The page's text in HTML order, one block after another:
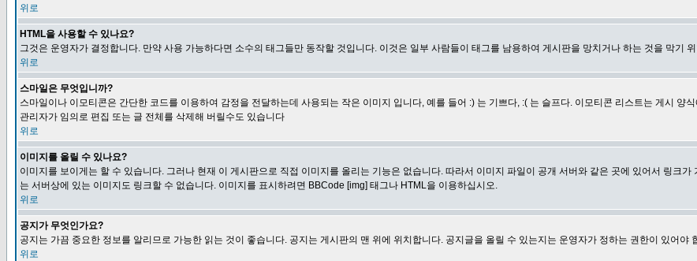
위로
HTML을 사용할 수 있나요?
그것은 운영자가 결정합니다. 만약 사용 가능하다면 소수의 태그들만 동작할 것입니다. 이것은 일부 사람들이 태그를 남용하여 게시판을 망치거나 하는 것을 막기
위로
스마일은 무엇입니까?
스마일이나 이모티콘은 간단한 코드를 이용하여 감정을 전달하는데 사용되는 작은 이미지 입니다, 예를 들어 :) 는 기쁘다, :( 는 슬프다. 이모티콘 리스트는 게시 양
관리자가 임의로 편집 또는 글 전체를 삭제해 버릴수도 있습니다
위로
이미지를 올릴 수 있나요?
이미지를 보이게는 할 수 있습니다. 그러나 현재 이 게시판으로 직접 이미지를 올리는 기능은 없습니다. 따라서 이미지 파일이 공개 서버와 같은 곳에 있어서 링크
는 서버상에 있는 이미지도 링크할 수 없습니다. 이미지를 표시하려면 BBCode [img] 태그나 HTML을 이용하십시오.
위로
공지가 무엇인가요?
공지는 가끔 중요한 정보를 알리므로 가능한 읽는 것이 좋습니다. 공지는 게시판의 맨 위에 위치합니다. 공지글을 올릴 수 있는지는 운영자가 정하는 권한이 있어야
위로